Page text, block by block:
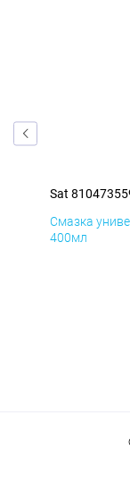
Sat
Смазка
400мл